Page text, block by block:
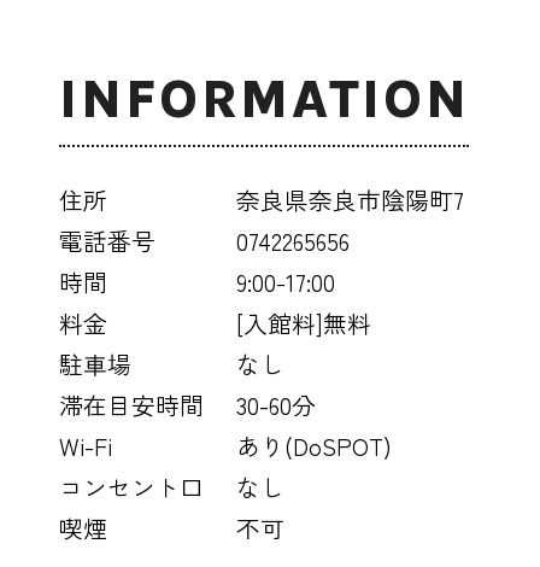
INFORMATION
住所
奈良県奈良市陰陽町7
電話番号
0742265656
時間
9:00-17:00
料金
[入館料]無料
駐車場
なし
滞在目安時間
30-60分
Wi-Fi
あり(DoSPOT)
コンセント口
なし
喫煙
不可